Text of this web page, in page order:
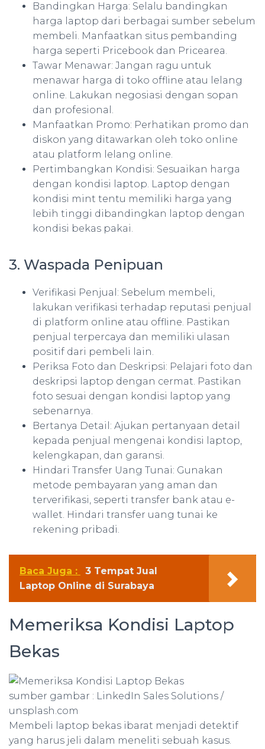
Bandingkan Harga: Selalu bandingkan
harga laptop dari berbagai sumber sebelum
membeli. Manfaatkan situs pembanding
harga seperti Pricebook dan Pricearea.
Tawar Menawar: Jangan ragu untuk
menawar harga di toko offline atau lelang
online. Lakukan negosiasi dengan sopan
dan profesional.
Manfaatkan Promo: Perhatikan promo dan
diskon yang ditawarkan oleh toko online
atau platform lelang online.
Pertimbangkan Kondisi: Sesuaikan harga
dengan kondisi laptop. Laptop dengan
kondisi mint tentu memiliki harga yang
lebih tinggi dibandingkan laptop dengan
kondisi bekas pakai.
3. Waspada Penipuan
Verifikasi Penjual: Sebelum membeli,
lakukan verifikasi terhadap reputasi penjual
di platform online atau offline. Pastikan
penjual terpercaya dan memiliki ulasan
positif dari pembeli lain.
Periksa Foto dan Deskripsi: Pelajari foto dan
deskripsi laptop dengan cermat. Pastikan
foto sesuai dengan kondisi laptop yang
sebenarnya.
Bertanya Detail: Ajukan pertanyaan detail
kepada penjual mengenai kondisi laptop,
kelengkapan, dan garansi.
Hindari Transfer Uang Tunai: Gunakan
metode pembayaran yang aman dan
terverifikasi, seperti transfer bank atau e-
wallet. Hindari transfer uang tunai ke
rekening pribadi.
Baca Juga :
3 Tempat Jual
Laptop Online di Surabaya
Memeriksa Kondisi Laptop
Bekas
sumber gambar : LinkedIn Sales Solutions /
unsplash.com
Membeli laptop bekas ibarat menjadi detektif
yang harus jeli dalam meneliti sebuah kasus.